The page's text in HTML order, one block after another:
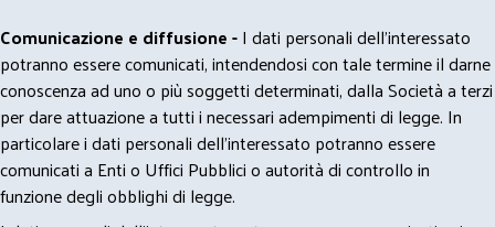
Comunicazione e diffusione -I dati personali dell’interessato
potranno essere comunicati, intendendosi con tale termine il darne
conoscenza ad uno o più soggetti determinati, dalla Società a terzi
per dare attuazione a tutti i necessari adempimenti di legge. In
particolare i dati personali dell’interessato potranno essere
comunicati a Enti o Uffici Pubblici o autorità di controllo in
funzione degli obblighi di legge.